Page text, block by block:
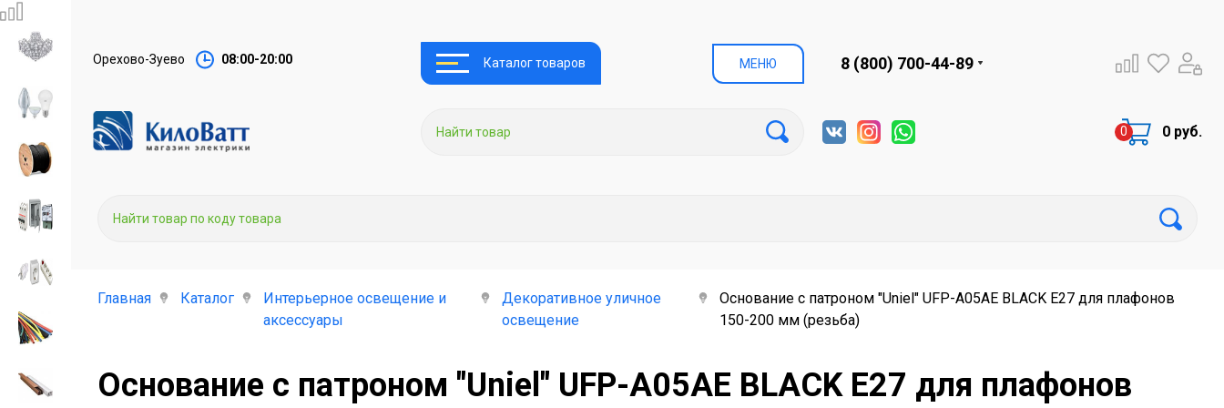
Орехово-Зуево 08:00-20:00 Каталог товаров МЕНЮ 8 (800) 700-44-89
0 руб.
Главная Каталог
Интерьерное освещение и
аксессуары
Декоративное уличное
освещение
Основание с патроном "Uniel" UFP-A05AE BLACK Е27 для плафонов
150-200 мм (резьба)
Основание с патроном "Uniel" UFP-A05AE BLACK Е27 для плафонов